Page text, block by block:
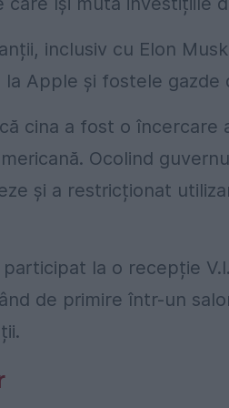
inclusiv cu Elon
Apple și fostele gazde
cina a fost o încercare
Ocolind
și a restricționat
la o recepție
de primire într-un